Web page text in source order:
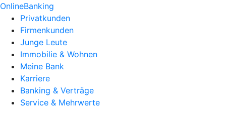
OnlineBanking
Privatkunden
Firmenkunden
Junge Leute
Immobilie & Wohnen
Meine Bank
Karriere
Banking & Verträge
Service & Mehrwerte